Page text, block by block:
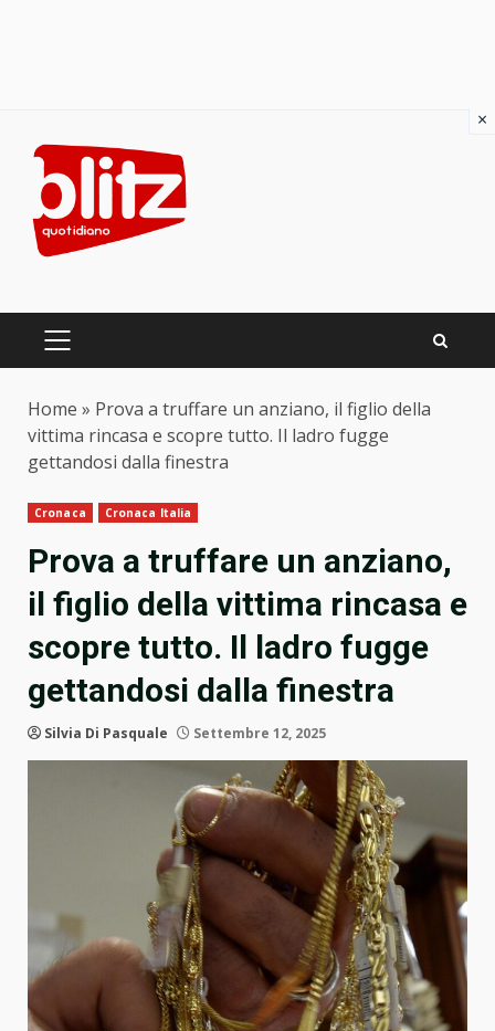
content
PRIMARY
Home » Prova a truffare un anziano, il figlio della
vittima rincasa e scopre tutto. Il ladro fugge
gettandosi dalla finestra
Cronaca Cronaca Italia
Prova a truffare un anziano,
il figlio della vittima rincasa e
scopre tutto. Il ladro fugge
gettandosi dalla finestra
Silvia Di Pasquale Settembre 12, 2025
×